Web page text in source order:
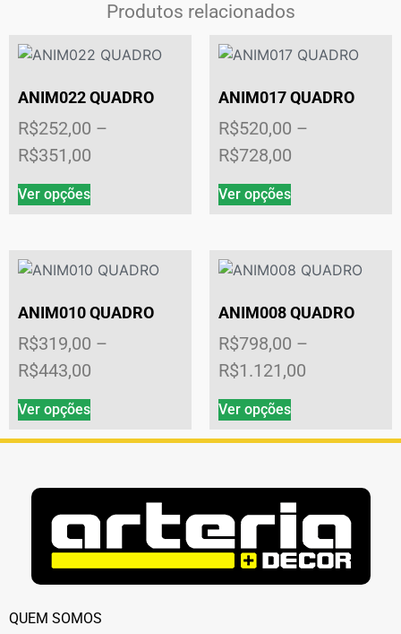
Produtos relacionados
ANIM022 QUADRO
R$252,00 –
R$351,00
Ver opções
ANIM017 QUADRO
R$520,00 –
R$728,00
Ver opções
ANIM010 QUADRO
R$319,00 –
R$443,00
Ver opções
ANIM008 QUADRO
R$798,00 –
R$1.121,00
Ver opções
QUEM SOMOS